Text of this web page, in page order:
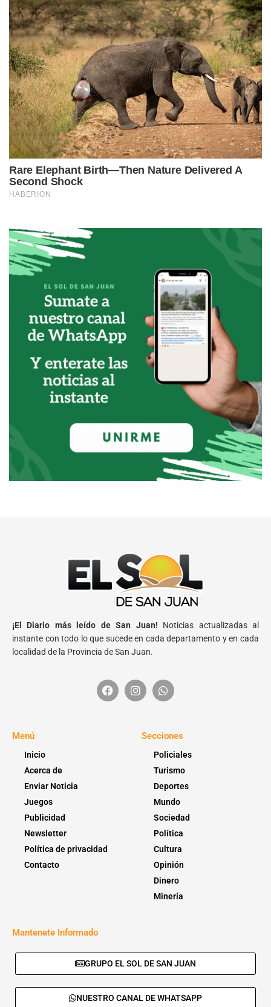
¡El Diario más leído de San Juan! Noticias actualizadas al
instante con todo lo que sucede en cada departamento y en cada
localidad de la Provincia de San Juan.
Menú
Inicio
Acerca de
Enviar Noticia
Juegos
Publicidad
Newsletter
Política de privacidad
Contacto
Secciones
Policiales
Turismo
Deportes
Mundo
Sociedad
Política
Cultura
Opinión
Dinero
Minería
Mantenete Informado
GRUPO EL SOL DE SAN JUAN
NUESTRO CANAL DE WHATSAPP